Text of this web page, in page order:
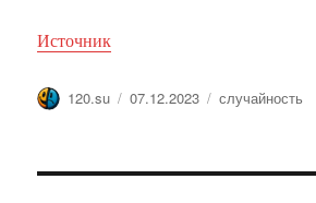
Источник
Автор
120.su Опубликовано
07.12.2023 Метки
случайность